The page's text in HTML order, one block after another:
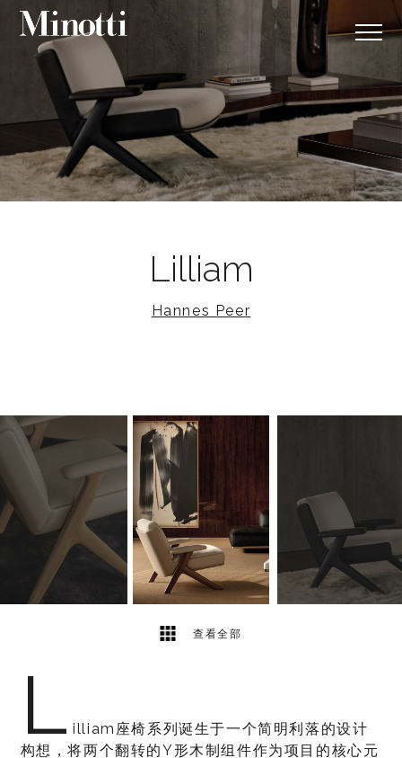
Lilliam
Hannes Peer
查看全部
7
L illiam座椅系列诞生于一个简明利落的设计
构想，将两个翻转的Y形木制组件作为项目的核心元